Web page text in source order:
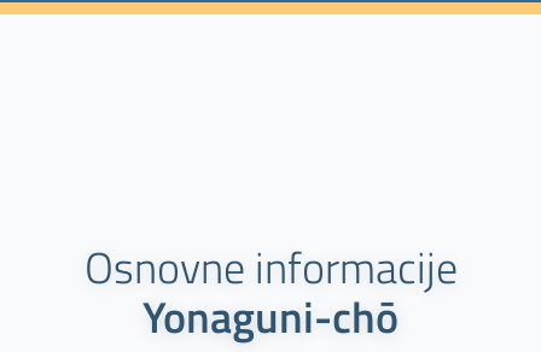
Osnovne informacije
Yonaguni-chō